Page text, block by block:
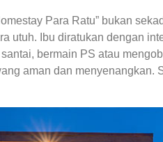
Para Ratu” bukan
utuh. Ibu diratukan dengan
bermain PS atau
aman dan menyenangkan.